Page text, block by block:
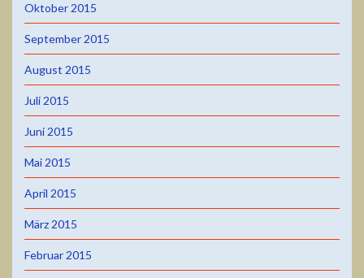
Oktober 2015
September 2015
August 2015
Juli 2015
Juni 2015
Mai 2015
April 2015
März 2015
Februar 2015